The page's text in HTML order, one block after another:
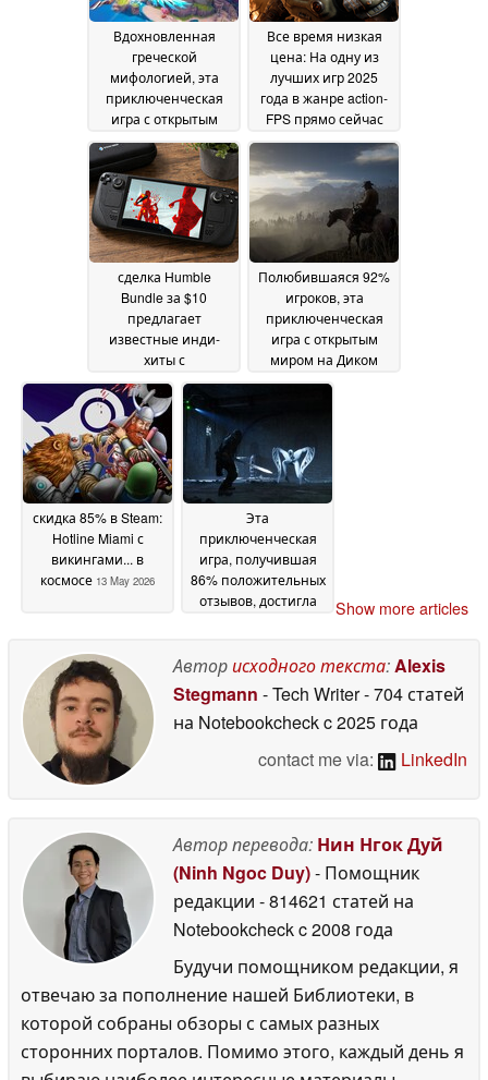
Вдохновленная
греческой
мифологией, эта
приключенческая
игра с открытым
миром продается со
скидкой 80% в Steam
15 May 2026
Все время низкая
цена: На одну из
лучших игр 2025
года в жанре action-
FPS прямо сейчас
действует скидка
67% в Steam
14 May
2026
сделка Humble
Bundle за $10
предлагает
известные инди-
хиты с
возможностью игры
в Steam Deck,
стоимость которых в
розницу превышает
$19014 May 2026
Полюбившаяся 92%
игроков, эта
приключенческая
игра с открытым
миром на Диком
Западе продается с
скидка 85% в Steam:
Hotline Miami с
викингами... в
космосе 13 May 2026
Эта
приключенческая
игра, получившая
86% положительных
отзывов, достигла
60%13 May 2026
Show more articles
Авторисходного текста:Alexis
Stegmann - Tech Writer- 704 статей
на Notebookcheckc 2025 года
contact me via:
LinkedIn
Автор перевода: Нин Нгок Дуй
(Ninh Ngoc Duy)- Помощник
редакции - 814621 статей на
Notebookcheckc 2008 года
Будучи помощником редакции, я
отвечаю за пополнение нашей Библиотеки, в
которой собраны обзоры с самых разных
сторонних порталов. Помимо этого, каждый день я